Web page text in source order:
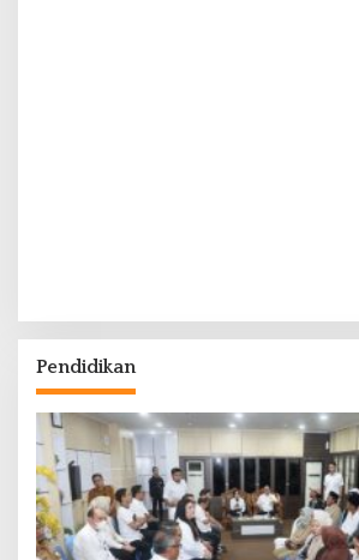
Pendidikan